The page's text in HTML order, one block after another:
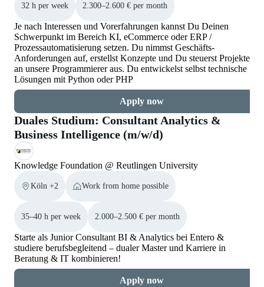
32 h per week 2.300–2.600 € per month
Je nach Interessen und Vorerfahrungen kannst Du Deinen
Schwerpunkt im Bereich KI, eCommerce oder ERP /
Prozessautomatisierung setzen. Du nimmst Geschäfts-
Anforderungen auf, erstellst Konzepte und Du steuerst Projekte
an unsere Programmierer aus. Du entwickelst selbst technische
Lösungen mit Python oder PHP
Apply now
Duales Studium: Consultant Analytics &
Business Intelligence (m/w/d)
Knowledge Foundation @ Reutlingen University
Köln +2 Work from home possible
35–40 h per week 2.000–2.500 € per month
Starte als Junior Consultant BI & Analytics bei Entero &
studiere berufsbegleitend – dualer Master und Karriere in
Beratung & IT kombinieren!
Apply now